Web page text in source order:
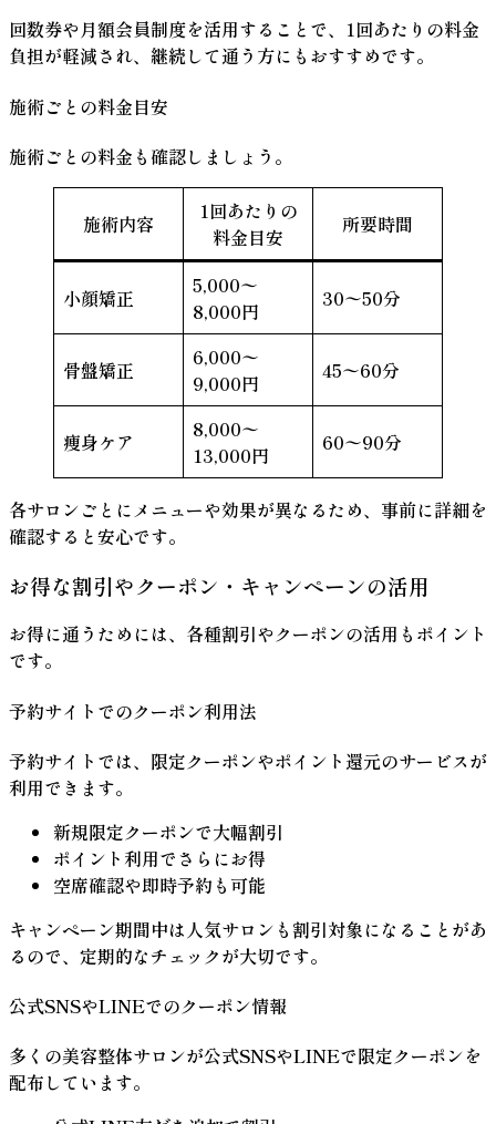
回数券や月額会員制度を活用することで、1回あたりの料金
負担が軽減され、継続して通う方にもおすすめです。
施術ごとの料金目安
施術ごとの料金も確認しましょう。
施術内容
1回あたりの
料金目安
所要時間
小顔矯正
5,000〜
8,000円
30〜50分
骨盤矯正
6,000〜
9,000円
45〜60分
痩身ケア
8,000〜
13,000円
60〜90分
各サロンごとにメニューや効果が異なるため、事前に詳細を
確認すると安心です。
お得な割引やクーポン・キャンペーンの活用
お得に通うためには、各種割引やクーポンの活用もポイント
です。
予約サイトでのクーポン利用法
予約サイトでは、限定クーポンやポイント還元のサービスが
利用できます。
新規限定クーポンで大幅割引
ポイント利用でさらにお得
空席確認や即時予約も可能
キャンペーン期間中は人気サロンも割引対象になることがあ
るので、定期的なチェックが大切です。
公式SNSやLINEでのクーポン情報
多くの美容整体サロンが公式SNSやLINEで限定クーポンを
配布しています。